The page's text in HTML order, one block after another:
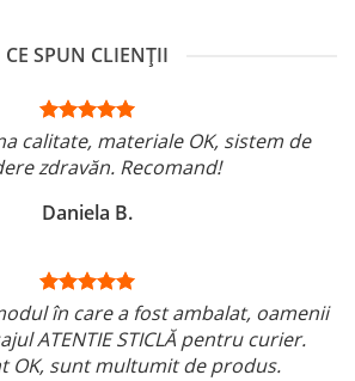
CE SPUN CLIENȚII
calitate, materiale OK, sistem de
zdravăn. Recomand!
Daniela B.
în care a fost ambalat, oamenii
ATENTIE STICLĂ pentru curier.
OK, sunt multumit de produs.